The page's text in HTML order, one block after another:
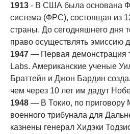
1913 - В США была основана
система (ФРС), состоящая из
страны. До сегодняшнего дня
право осуществлять эмиссию
1947 — Первая демонстрация
Labs. Американские ученые
Браттейн и Джон Бардин
чем через 10 лет им дадут
1948 — В Токио, по приговору
военного трибунала для
казнены генерал Хидэки